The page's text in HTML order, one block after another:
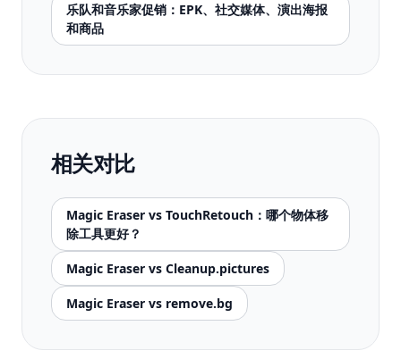
乐队和音乐家促销：EPK、社交媒体、演出海报
和商品
相关对比
Magic Eraser vs TouchRetouch：哪个物体移
除工具更好？
Magic Eraser vs Cleanup.pictures
Magic Eraser vs remove.bg